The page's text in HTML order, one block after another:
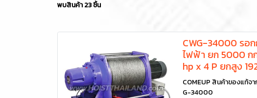
พบสินค้า 23 ชิ้น
CWG-34000 รอ
ไฟฟ้า ยก 5000 ก
hp x 4 P ยกสูง
COMEUP สินค้าของแท้จา
G-34000